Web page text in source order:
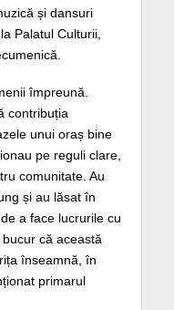
și dansuri
Palatul Culturii,
împreună.
contribuția
unui oraș bine
pe reguli clare,
comunitate. Au
și au lăsat în
a face lucrurile cu
că această
înseamnă, în
primarul